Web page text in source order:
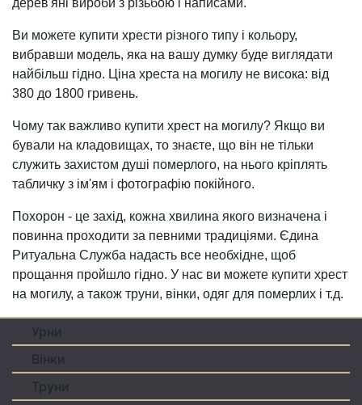
дерев'яні вироби з різьбою і написами.
Ви можете купити хрести різного типу і кольору,
вибравши модель, яка на вашу думку буде виглядати
найбільш гідно. Ціна хреста на могилу не висока: від
380 до 1800 гривень.
Чому так важливо купити хрест на могилу? Якщо ви
бували на кладовищах, то знаєте, що він не тільки
служить захистом душі померлого, на нього кріплять
табличку з ім'ям і фотографію покійного.
Похорон - це захід, кожна хвилина якого визначена і
повинна проходити за певними традиціями. Єдина
Ритуальна Служба надасть все необхідне, щоб
прощання пройшло гідно. У нас ви можете купити хрест
на могилу, а також труни, вінки, одяг для померлих і т.д.
Урни
Вiнки
Труни